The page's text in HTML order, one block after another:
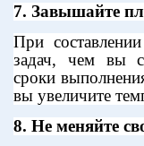
7. Завышайте
При
задач, чем вы
сроки
вы увеличите
8. Не меняйте